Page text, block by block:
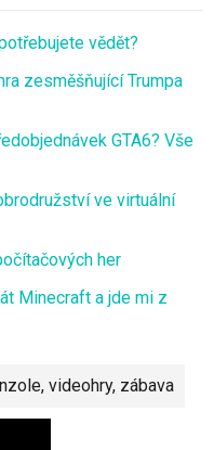
, videohry, zábava
vědět?
zesměšňující Trumpa
GTA6? Vše
ve virtuální
her
Minecraft a jde mi z